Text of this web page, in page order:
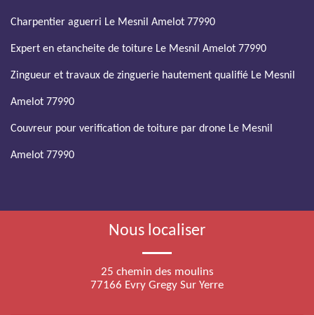
Charpentier aguerri Le Mesnil Amelot 77990
Expert en etancheite de toiture Le Mesnil Amelot 77990
Zingueur et travaux de zinguerie hautement qualifié Le Mesnil
Amelot 77990
Couvreur pour verification de toiture par drone Le Mesnil
Amelot 77990
Nous localiser
25 chemin des moulins
77166 Evry Gregy Sur Yerre